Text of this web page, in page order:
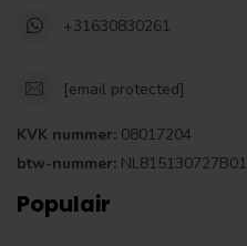
+31630830261
[email protected]
KVK nummer: 08017204
btw-nummer: NL815130727B01
Populair